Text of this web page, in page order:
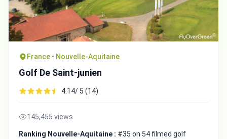
France • Nouvelle-Aquitaine
Golf De Saint-junien
4.14/ 5 (14)
145,455 views
Ranking Nouvelle-Aquitaine : #35 on 54 filmed golf